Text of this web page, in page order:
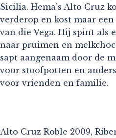
Sicilia. Hema’s Alto Cruz
verderop en kost maar
van die Vega. Hij spint als
naar pruimen en
sapt aangenaam door de
voor stoofpotten en
voor vrienden en familie.
Alto Cruz Roble 2009,